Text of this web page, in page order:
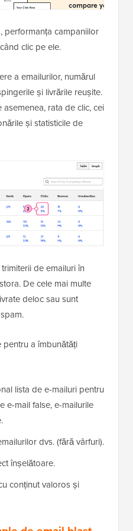
performanța campaniilor
clic pe ele.
a emailurilor, numărul
și livrările reușite.
rata de clic, cei
și statisticile de
de emailuri în
De cele mai multe
deloc sau sunt
pentru a îmbunătăți
lista de e-mailuri pentru
e-mail false, e-mailurile
dvs. (fără vârfuri).
înșelătoare.
conținut valoros și